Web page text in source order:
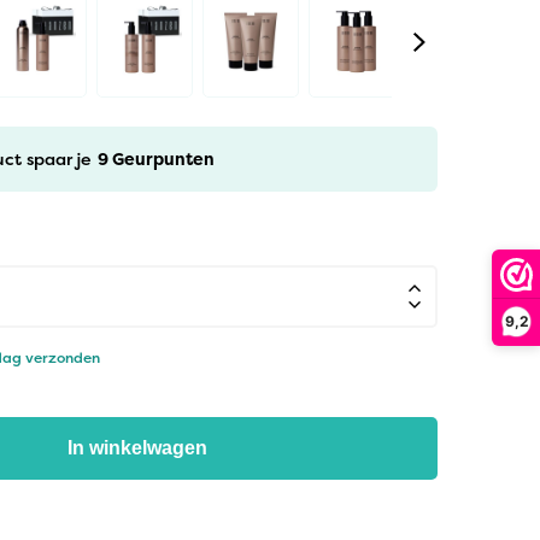
9,2
spaar je 9Geurpunten
verzonden
In winkelwagen